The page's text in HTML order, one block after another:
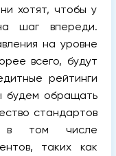
хотят, чтобы у
шаг впереди.
на уровне
всего, будут
рейтинги
будем обращать
стандартов
в том числе
таких как